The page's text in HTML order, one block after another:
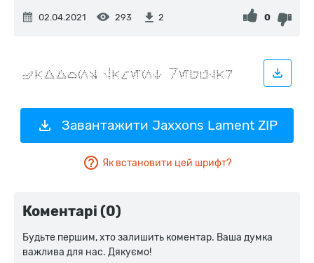
02.04.2021 293 2 0
Завантажити Jaxxons Lament ZIP
Як встановити цей шрифт?
Коментарі (0)
Будьте першим, хто залишить коментар. Ваша думка
важлива для нас. Дякуємо!